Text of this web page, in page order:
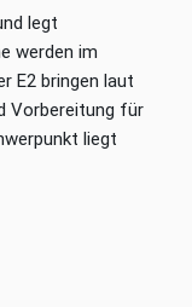
legt
werden im
E2 bringen laut
Vorbereitung für
liegt